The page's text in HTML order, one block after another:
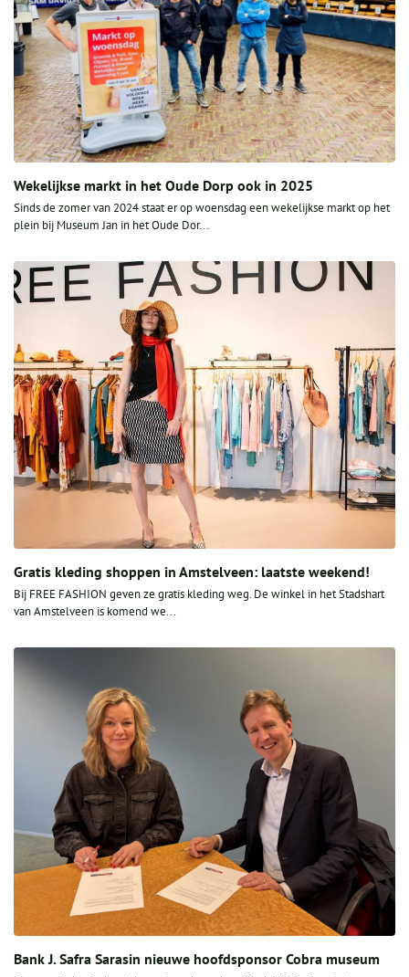
Wekelijkse markt in het Oude Dorp ook in 2025
Sinds de zomer van 2024 staat er op woensdag een wekelijkse markt op het
plein bij Museum Jan in het Oude Dor...
Gratis kleding shoppen in Amstelveen: laatste weekend!
Bij FREE FASHION geven ze gratis kleding weg. De winkel in het Stadshart
van Amstelveen is komend we...
Bank J. Safra Sarasin nieuwe hoofdsponsor Cobra museum